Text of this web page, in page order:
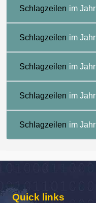
Schlagzeilen im Jahr
Schlagzeilen im Jahr
Schlagzeilen im Jahr
Schlagzeilen im Jahr
Schlagzeilen im Jahr
Quick links